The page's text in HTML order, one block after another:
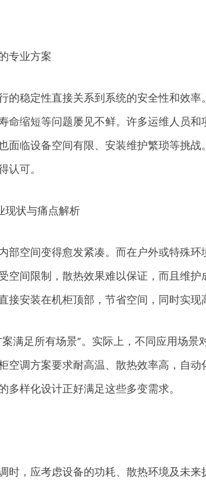
专业方案
的稳定性直接关系到系统的安全性和效
命缩短等问题屡见不鲜。许多运维人员
面临设备空间有限、安装维护繁琐等挑
可。
状与痛点解析
部空间变得愈发紧凑。而在户外或特殊
空间限制，散热效果难以保证，而且维
安装在机柜顶部，节省空间，同时实现
满足所有场景”。实际上，不同应用场景
空调方案要求耐高温、散热效率高，自
样化设计正好满足这些多变需求。
时，应考虑设备的功耗、散热环境及未